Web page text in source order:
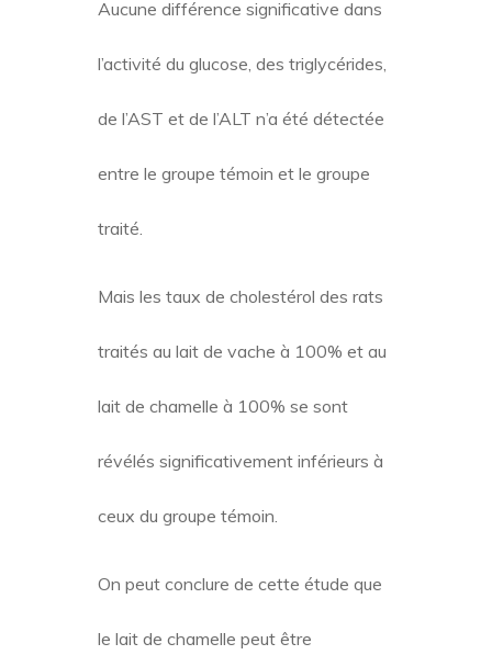
Aucune différence significative dans
l’activité du glucose, des triglycérides,
de l’AST et de l’ALT n’a été détectée
entre le groupe témoin et le groupe
traité.
Mais les taux de cholestérol des rats
traités au lait de vache à 100% et au
lait de chamelle à 100% se sont
révélés significativement inférieurs à
ceux du groupe témoin.
On peut conclure de cette étude que
le lait de chamelle peut être